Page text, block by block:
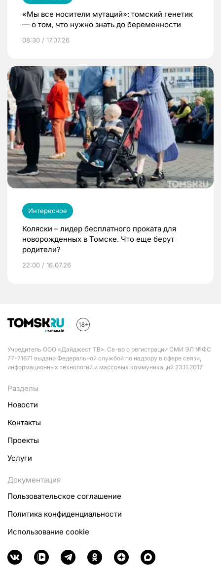
«Мы все носители мутаций»: томский генетик
— о том, что нужно знать до беременности
08:30 / 17.07.26
Интересное
Коляски – лидер бесплатного проката для
новорожденных в Томске. Что еще берут
родители?
22:00 / 16.07.26
Учредитель ООО «Дайджест ТВ». Св-во о регистрации СМИ ЭЛ №ФС
77-71671 выдано Федеральной службой по надзору в сфере связи,
информационных технологий и массовых коммуникаций 23.11.2017
Разделы
Новости
Контакты
Проекты
Услуги
Документация
Пользовательское соглашение
Политика конфиденциальности
Использование cookie